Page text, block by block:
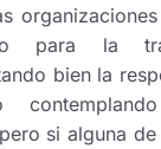
para la
bien la
si alguna